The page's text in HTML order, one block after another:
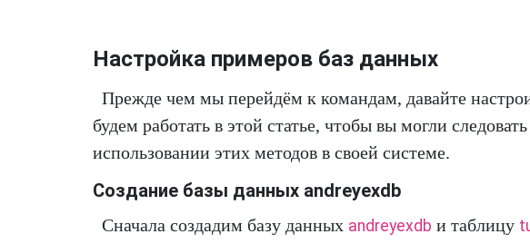
Настройка примеров баз данных
Прежде чем мы перейдём к командам, давайте
будем работать в этой статье, чтобы вы могли
использовании этих методов в своей системе.
Создание базы данных andreyexdb
Сначала создадим базу данных andreyexdb и таблицу